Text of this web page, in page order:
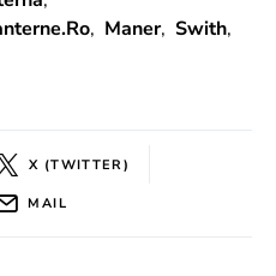
, Maner, Swith,
X (TWITTER)
MAIL